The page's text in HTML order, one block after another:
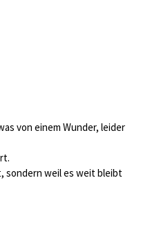
von einem Wunder, leider
sondern weil es weit bleibt